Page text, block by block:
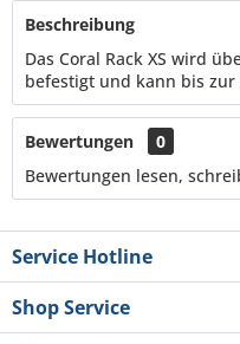
Beschreibung
Das Coral Rack XS wird
befestigt und kann bis zur
Bewertungen
0
Bewertungen lesen,
Service Hotline
Shop Service